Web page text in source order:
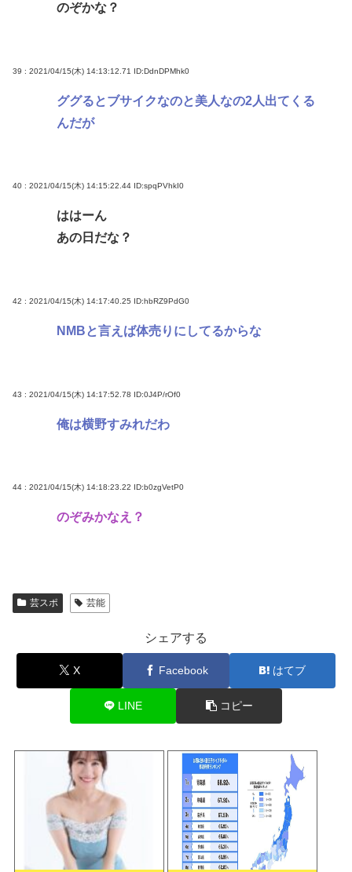
のぞかな？
39 : 2021/04/15(木) 14:13:12.71 ID:DdnDPMhk0
ググるとブサイクなのと美人なの2人出てくる
んだが
40 : 2021/04/15(木) 14:15:22.44 ID:spqPVhkI0
ははーん
あの日だな？
42 : 2021/04/15(木) 14:17:40.25 ID:hbRZ9PdG0
NMBと言えば体売りにしてるからな
43 : 2021/04/15(木) 14:17:52.78 ID:0J4P/rOf0
俺は横野すみれだわ
44 : 2021/04/15(木) 14:18:23.22 ID:b0zgVetP0
のぞみかなえ？
芸スポ 芸能
シェアする
X Facebook はてブ
LINE コピー